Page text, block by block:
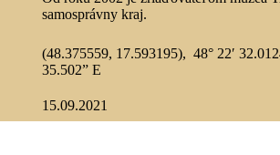
samosprávny kraj.
(48.375559, 17.593195), 48° 22′
35.502” E
15.09.2021